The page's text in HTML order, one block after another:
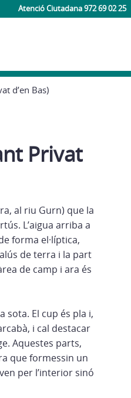
Atenció Ciutadana 972 69 02 25
d’en Bas)
Privat
al riu Gurn) que la
L’aigua arriba a
forma el·líptica,
de terra i la part
de camp i ara és
sota. El cup és pla i,
i cal destacar
Aquestes parts,
que formessin un
per l’interior sinó